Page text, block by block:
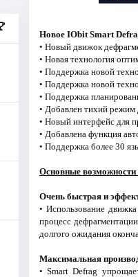
Новое IObit Smart
• Новый движок
• Новая технология
• Поддержка новой
• Поддержка новой
• Поддержка
• Добавлен тихий режим
• Новый интерфейс для
• Добавлена функция
• Поддержка более 30
Основные
Очень быстрая и
• Использование
процесс
долгого ожидания
Максимальная
• Smart Defrag